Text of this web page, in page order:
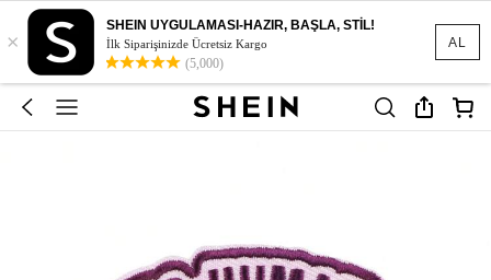
AL
×
SHEIN UYGULAMASI-HAZIR, BAŞLA, STİL!
İlk Siparişinizde Ücretsiz Kargo
(5,000)